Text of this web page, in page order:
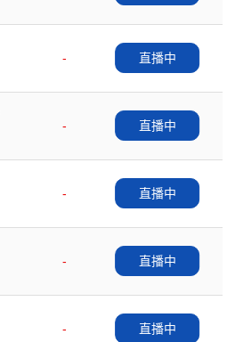
-
直播中
-
直播中
-
直播中
-
直播中
-
直播中